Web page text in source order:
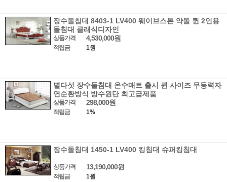
장수돌침대 8403-1 LV400 웨이브스톤 약돌 퀸 2인용
돌침대 클래식디자인
상품가격 4,530,000원
적립금 1원
별다섯 장수돌침대 온수매트 출시 퀸 사이즈 무동력자
연순환방식 방수원단 최고급제품
상품가격 298,000원
적립금 1%
장수돌침대 1450-1 LV400 킹침대 슈퍼킹침대
상품가격 13,190,000원
적립금 1원